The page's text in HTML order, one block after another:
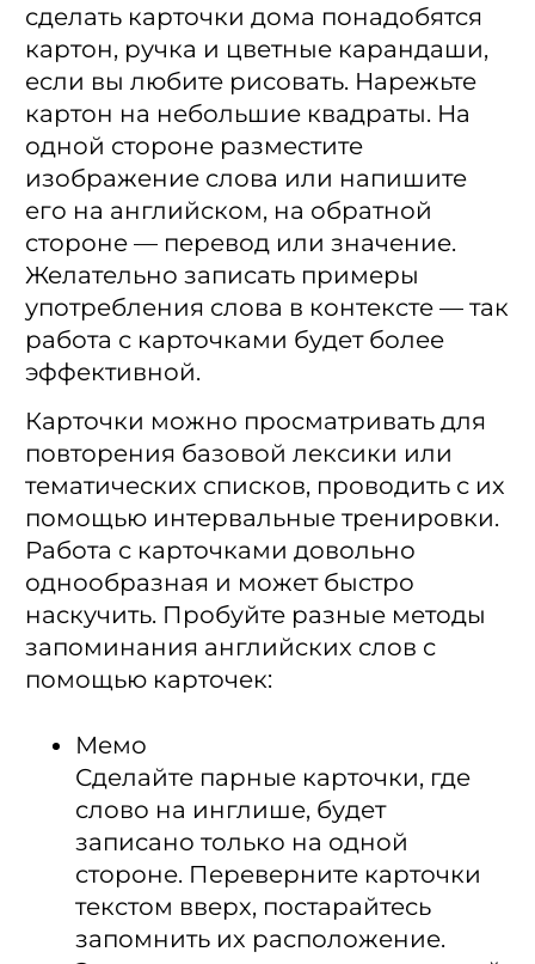
сделать карточки дома понадобятся
картон, ручка и цветные карандаши,
если вы любите рисовать. Нарежьте
картон на небольшие квадраты. На
одной стороне разместите
изображение слова или напишите
его на английском, на обратной
стороне — перевод или значение.
Желательно записать примеры
употребления слова в контексте — так
работа с карточками будет более
эффективной.
Карточки можно просматривать для
повторения базовой лексики или
тематических списков, проводить с их
помощью интервальные тренировки.
Работа с карточками довольно
однообразная и может быстро
наскучить. Пробуйте разные методы
запоминания английских слов с
помощью карточек:
Мемо
Сделайте парные карточки, где
слово на инглише, будет
записано только на одной
стороне. Переверните карточки
текстом вверх, постарайтесь
запомнить их расположение.